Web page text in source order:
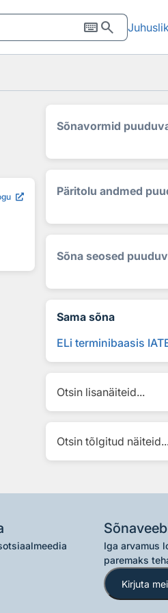
keyboardsearch
Sõnavormid
Päritolu andmed
Sõna seosed
Sama sõna
ELi terminibaasis
Otsin lisanäiteid...
Otsin tõlgitud
Iga arvamus
paremaks
Kirjuta